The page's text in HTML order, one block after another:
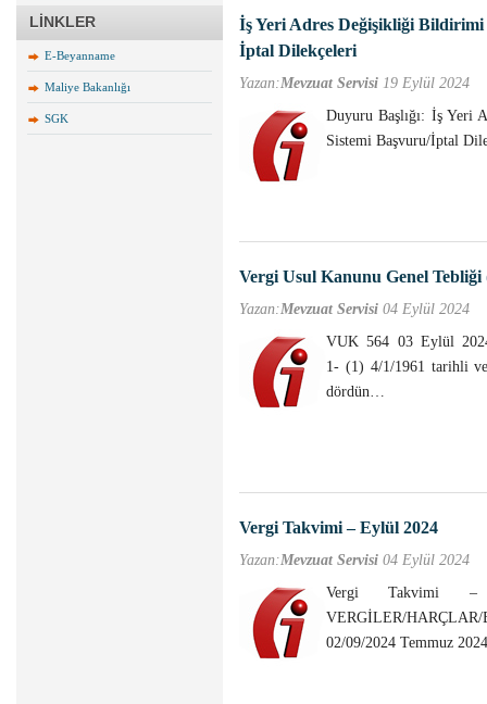
LİNKLER
E-Beyanname
Maliye Bakanlığı
SGK
İş Yeri Adres Değişikliği
İptal Dilekçeleri
Yazan:Mevzuat Servisi 19 Eylül 2024
Duyuru Başlığı: İş
Sistemi Başvuru/İptal
Vergi Usul Kanunu Genel Tebliği
Yazan:Mevzuat Servisi 04 Eylül 2024
VUK 564 03 Eylül
1- (1) 4/1/1961 tarihli
dördün…
Vergi Takvimi – Eylül 2024
Yazan:Mevzuat Servisi 04 Eylül 2024
Vergi Takvimi
VERGİLER/
02/09/2024 Temmuz